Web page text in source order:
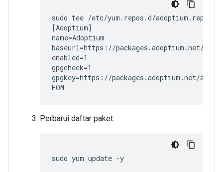
sudo tee /etc/yum.repos.d/adoptium.repo <<
[Adoptium]
name=Adoptium
baseurl=https://packages.adoptium.net/
enabled=1
gpgcheck=1
gpgkey=https://packages.adoptium.net/
EOM
Perbarui daftar paket:
sudo yum update -y